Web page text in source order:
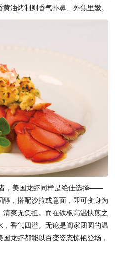
油烤制则香气扑鼻、外焦里嫩。
，美国龙虾同样是绝佳选择——
，搭配沙拉或意面，即可变身为
爽无负担。而在铁板高温快煎之
香气四溢。无论是阖家团圆的温
龙虾都能以百变姿态惊艳登场，